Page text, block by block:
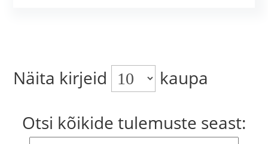
Näita kirjeid
kaupa
Otsi kõikide tulemuste seast: